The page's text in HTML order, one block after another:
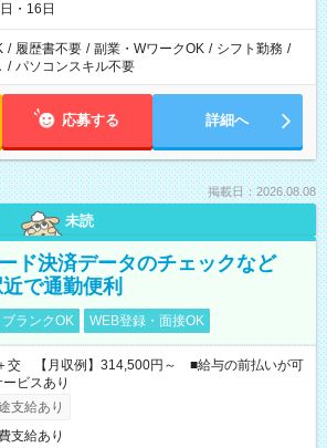
・16日
/ 履歴書不要 / 副業・WワークOK / シフト勤務 /
/ パソコンスキル不要
応募する 詳細へ
掲載日：2026.08.08
未読
ド決済データのチェックなど
で通勤便利
ブランクOK WEB登録・面接OK
交 【月収例】314,500円～ ■給与の前払いが可
ビスあり
支給あり
支給あり